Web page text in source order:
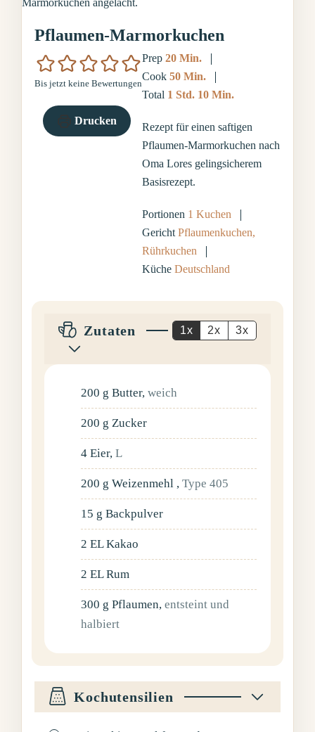
Pflaumen-Marmorkuchen
Bis jetzt keine Bewertungen
Drucken
Prep20Minuten
Min.
Cook50Minuten
Min.
Total 1 Stunde
Std. 10Minuten
Min.
Rezept für einen saftigen
Pflaumen-Marmorkuchen nach
Oma Lores gelingsicherem
Basisrezept.
Portionen 1 Kuchen
GerichtPflaumenkuchen,
Rührkuchen
KücheDeutschland
Zutaten 1x 2x 3x
200 g Butter,weich
200 g Zucker
4 Eier,L
200 g Weizenmehl ,Type 405
15 g Backpulver
2 EL Kakao
2 EL Rum
300 g Pflaumen,entsteint und
halbiert
Kochutensilien